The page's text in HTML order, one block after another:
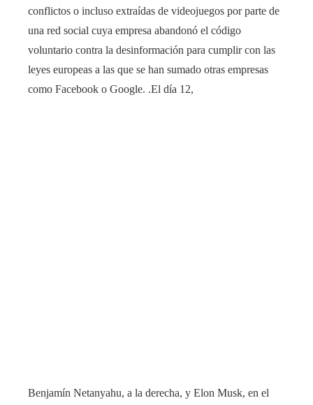
conflictos o incluso extraídas de videojuegos por parte de
una red social cuya empresa abandonó el código
voluntario contra la desinformación para cumplir con las
leyes europeas a las que se han sumado otras empresas
como Facebook o Google. .El día 12,
Benjamín Netanyahu, a la derecha, y Elon Musk, en el